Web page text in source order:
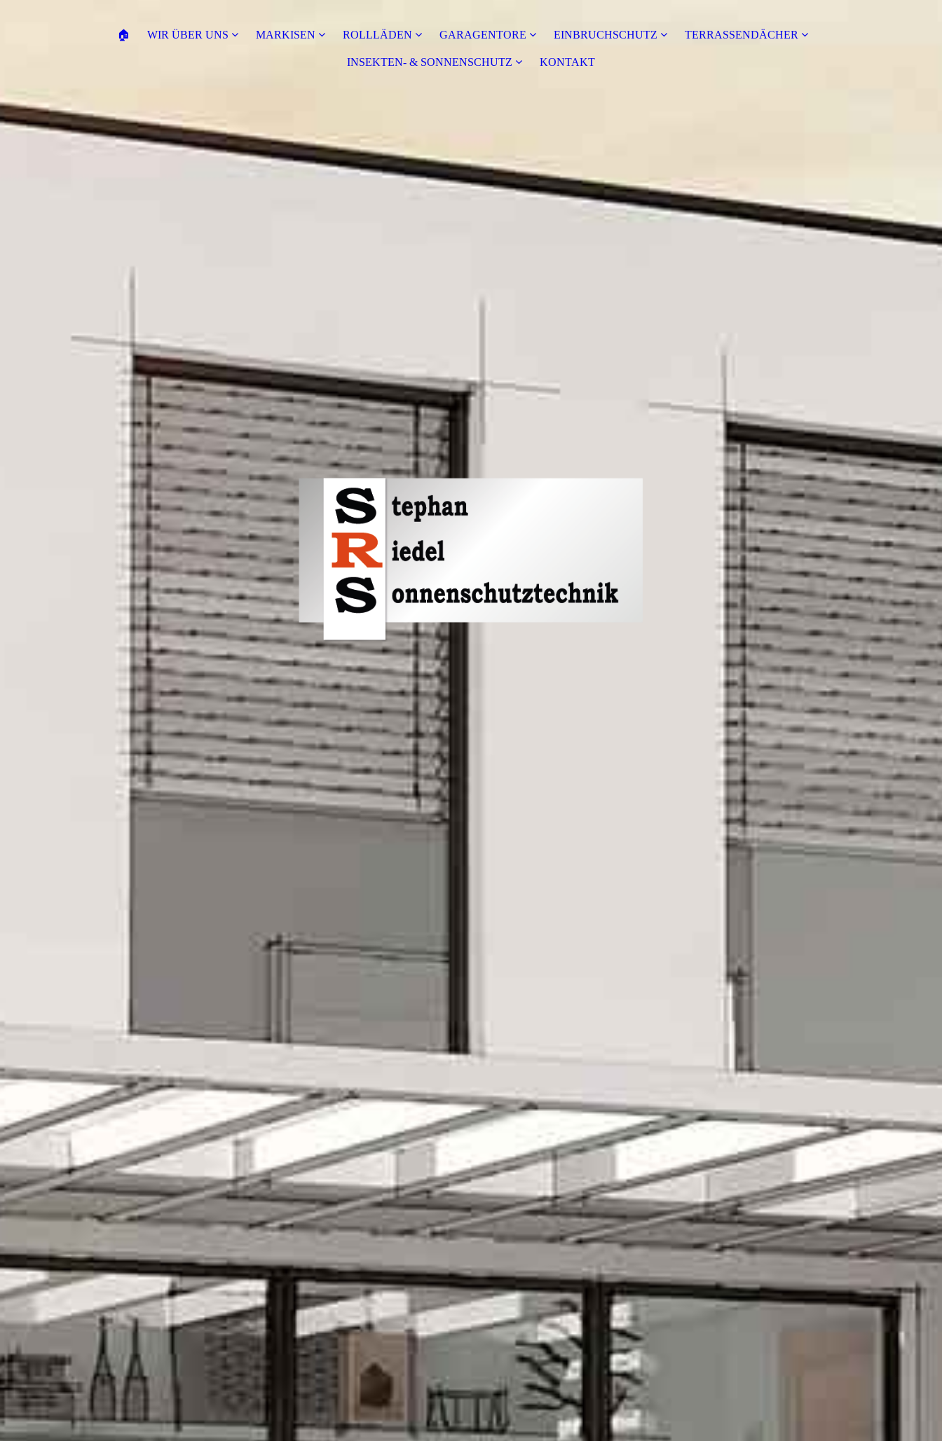
🏠 WIR ÜBER UNS MARKISEN ROLLLÄDEN GARAGENTORE EINBRUCHSCHUTZ TERRASSENDÄCHER
INSEKTEN- & SONNENSCHUTZ KONTAKT